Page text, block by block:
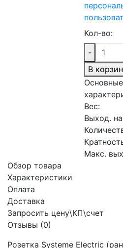
Основные
Вес:
Выход.
Макс.
Кол-во:
-
В
Обзор товара
Характеристики
Оплата
Доставка
Запросить цену\КП\счет
Отзывы (0)
Розетка Systeme Electric